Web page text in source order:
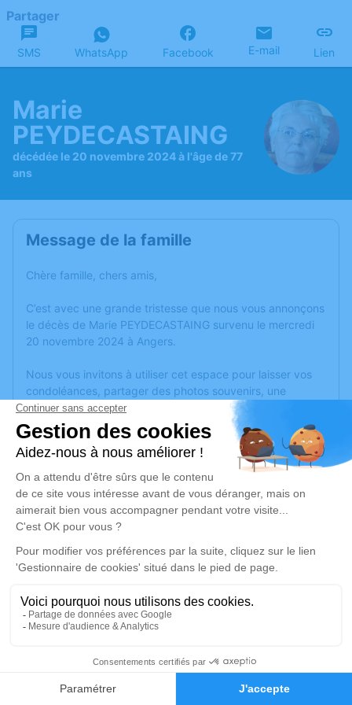
Faire-part Hommages
Partager
SMS WhatsApp Facebook E-mail Lien
Marie
PEYDECASTAING
décédée le 20 novembre 2024 à l'âge de 77
ans
Message de la famille
Chère famille, chers amis,
C’est avec une grande tristesse que nous vous annonçons
le décès de Marie PEYDECASTAING survenu le mercredi
20 novembre 2024 à Angers.
Nous vous invitons à utiliser cet espace pour laisser vos
condoléances, partager des photos souvenirs, une
anecdote ou exprimer vos pensées à travers des poèmes
ou des textes. Cet endroit est un lieu d'expression dédié à
honorer la mémoire de Marie PEYDECASTAING.
Un service de plantation d’arbre hommage estdisponible
ici.
jeudi 28 novembre 2024 à 10h30
Église Saint Aubin de Les Ponts-de-Cé
49130 Les Ponts-de-Cé